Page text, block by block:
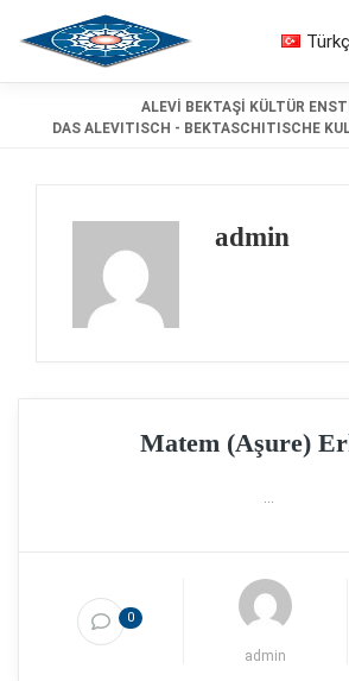
ALEVİ BEKTAŞİ KÜLTÜR
DAS ALEVITISCH - BEKTASCHITISCHE
admin
Matem (Aşure)
...
0
admin